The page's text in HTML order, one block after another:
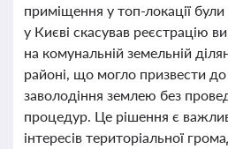
приміщення у топ-локації
у Києві скасував реєстрацію
на комунальній земельній
районі, що могло призвести
заволодіння землею без
процедур. Це рішення є
інтересів територіальної